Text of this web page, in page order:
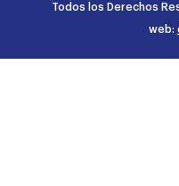
Todos los Derechos
web: